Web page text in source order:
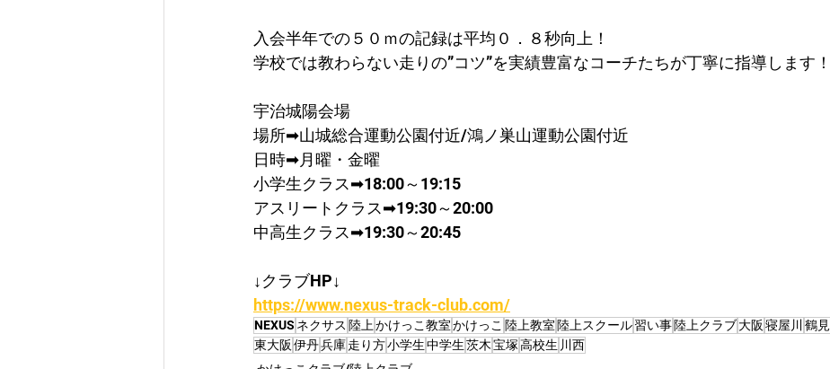
入会半年での５０ｍの記録は平均０．８秒向上！​
学校では教わらない走りの”コツ”を実績豊富なコーチたちが丁寧に指導します！
宇治城陽会場
場所➡山城総合運動公園付近/鴻ノ巣山運動公園付近
日時➡月曜・金曜
​小学生クラス➡18:00～19:15
アスリートクラス➡19:30～20:00
中高生クラス➡19:30～20:45
↓クラブHP↓
https://www.nexus-track-club.com/
NEXUS ネクサス 陸上かけっこ教室かけっこ 陸上教室 陸上スクール習い事陸上クラブ大阪 寝屋川 鶴見
東大阪 伊丹兵庫走り方小学生中学生茨木宝塚高校生 川西